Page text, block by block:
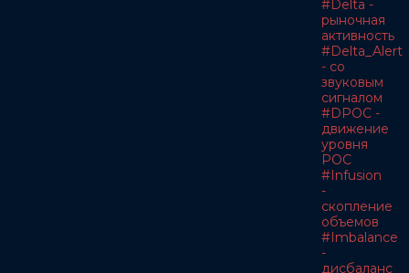
#Delta -
рыночная
активность
#Delta_Alert
- со
звуковым
сигналом
#DPOC -
движение
уровня
POC
#Infusion
-
скопление
объемов
#Imbalance
-
дисбаланс